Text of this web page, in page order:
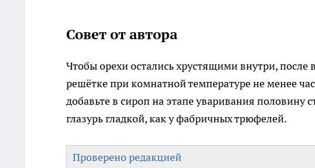
Совет от автора
Чтобы орехи остались хрустящими внутри,
решётке при комнатной температуре не менее
добавьте в сироп на этапе уваривания половину
глазурь гладкой, как у фабричных трюфелей.
Проверено редакцией